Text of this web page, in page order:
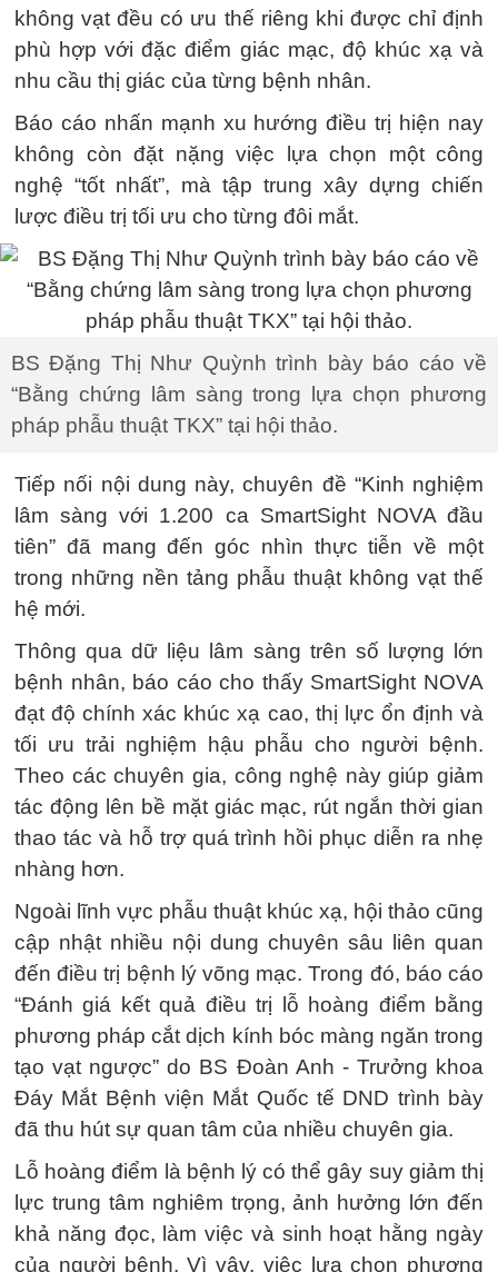
không vạt đều có ưu thế riêng khi được chỉ định
phù hợp với đặc điểm giác mạc, độ khúc xạ và
nhu cầu thị giác của từng bệnh nhân.
Báo cáo nhấn mạnh xu hướng điều trị hiện nay
không còn đặt nặng việc lựa chọn một công
nghệ “tốt nhất”, mà tập trung xây dựng chiến
lược điều trị tối ưu cho từng đôi mắt.
BS Đặng Thị Như Quỳnh trình bày báo cáo về
“Bằng chứng lâm sàng trong lựa chọn phương
pháp phẫu thuật TKX” tại hội thảo.
Tiếp nối nội dung này, chuyên đề “Kinh nghiệm
lâm sàng với 1.200 ca SmartSight NOVA đầu
tiên” đã mang đến góc nhìn thực tiễn về một
trong những nền tảng phẫu thuật không vạt thế
hệ mới.
Thông qua dữ liệu lâm sàng trên số lượng lớn
bệnh nhân, báo cáo cho thấy SmartSight NOVA
đạt độ chính xác khúc xạ cao, thị lực ổn định và
tối ưu trải nghiệm hậu phẫu cho người bệnh.
Theo các chuyên gia, công nghệ này giúp giảm
tác động lên bề mặt giác mạc, rút ngắn thời gian
thao tác và hỗ trợ quá trình hồi phục diễn ra nhẹ
nhàng hơn.
Ngoài lĩnh vực phẫu thuật khúc xạ, hội thảo cũng
cập nhật nhiều nội dung chuyên sâu liên quan
đến điều trị bệnh lý võng mạc. Trong đó, báo cáo
“Đánh giá kết quả điều trị lỗ hoàng điểm bằng
phương pháp cắt dịch kính bóc màng ngăn trong
tạo vạt ngược” do BS Đoàn Anh - Trưởng khoa
Đáy Mắt Bệnh viện Mắt Quốc tế DND trình bày
đã thu hút sự quan tâm của nhiều chuyên gia.
Lỗ hoàng điểm là bệnh lý có thể gây suy giảm thị
lực trung tâm nghiêm trọng, ảnh hưởng lớn đến
khả năng đọc, làm việc và sinh hoạt hằng ngày
của người bệnh. Vì vậy, việc lựa chọn phương